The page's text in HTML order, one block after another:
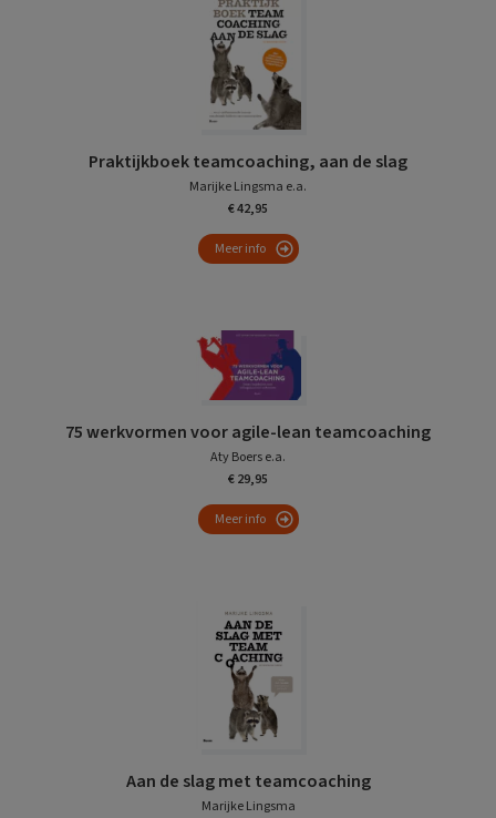
Praktijkboek teamcoaching, aan de slag
Marijke Lingsma e.a.
€ 42,95
Meer info
75 werkvormen voor agile-lean teamcoaching
Aty Boers e.a.
€ 29,95
Meer info
Aan de slag met teamcoaching
Marijke Lingsma